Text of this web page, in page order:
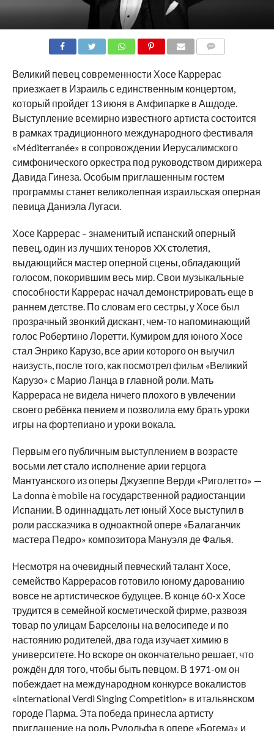
Великий певец современности Хосе Каррерас
приезжает в Израиль с единственным концертом,
который пройдет 13 июня в Амфипарке в Ашдоде.
Выступление всемирно известного артиста состоится
в рамках традиционного международного фестиваля
«Méditerranée» в сопровождении Иерусалимского
симфонического оркестра под руководством дирижера
Давида Гинеза. Особым приглашенным гостем
программы станет великолепная израильская оперная
певица Даниэла Лугаси.
Хосе Каррерас – знаменитый испанский оперный
певец, один из лучших теноров XX столетия,
выдающийся мастер оперной сцены, обладающий
голосом, покорившим весь мир. Свои музыкальные
способности Каррерас начал демонстрировать еще в
раннем детстве. По словам его сестры, у Хосе был
прозрачный звонкий дискант, чем-то напоминающий
голос Робертино Лоретти. Кумиром для юного Хосе
стал Энрико Карузо, все арии которого он выучил
наизусть, после того, как посмотрел фильм «Великий
Карузо» с Марио Ланца в главной роли. Мать
Каррераса не видела ничего плохого в увлечении
своего ребёнка пением и позволила ему брать уроки
игры на фортепиано и уроки вокала.
Первым его публичным выступлением в возрасте
восьми лет стало исполнение арии герцога
Мантуанского из оперы Джузеппе Верди «Риголетто» —
La donna è mobile на государственной радиостанции
Испании. В одиннадцать лет юный Хосе выступил в
роли рассказчика в одноактной опере «Балаганчик
мастера Педро» композитора Мануэля де Фалья.
Несмотря на очевидный певческий талант Хосе,
семейство Каррерасов готовило юному дарованию
вовсе не артистическое будущее. В конце 60-х Хосе
трудится в семейной косметической фирме, развозя
товар по улицам Барселоны на велосипеде и по
настоянию родителей, два года изучает химию в
университете. Но вскоре он окончательно решает, что
рождён для того, чтобы быть певцом. В 1971-ом он
побеждает на международном конкурсе вокалистов
«International Verdi Singing Competition» в итальянском
городе Парма. Эта победа принесла артисту
приглашение на роль Рудольфа в опере «Богема» и